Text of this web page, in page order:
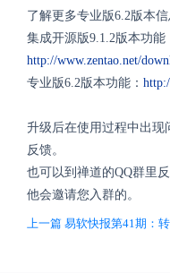
了解更多专业版6.2版本信
集成开源版9.1.2版本功能
http://www.zentao.net/
专业版6.2版本功能：
升级后在使用过程中出现
反馈。
也可以到禅道的QQ群里
他会邀请您入群的。